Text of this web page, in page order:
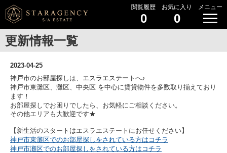
閲覧履歴
0
お気に入り
0
メニュー
更新情報一覧
2023-04-25
神戸市のお部屋探しは、エスラエステートへ♪
神戸市東灘区、灘区、中央区 を中心に賃貸物件を多数取り揃えており
ます！
お部屋探しでお困りでしたら、お気軽にご相談ください。
その他エリアも大歓迎です★
【新生活のスタートはエスラエステートにお任せください】
神戸市東灘区でのお部屋探しをされている方はコチラ
神戸市灘区でのお部屋探しをされている方はコチラ